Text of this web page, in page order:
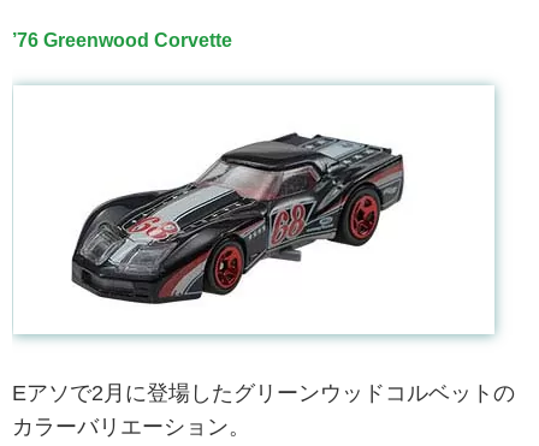
’76 Greenwood Corvette
Eアソで2月に登場したグリーンウッドコルベットの
カラーバリエーション。